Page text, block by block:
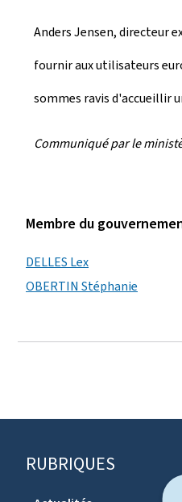
Anders Jensen, directeur
fournir aux utilisateurs
sommes ravis d'accueillir
Communiqué par le
Membre du
DELLES Lex
OBERTIN Stéphanie
PRUBRIQUES